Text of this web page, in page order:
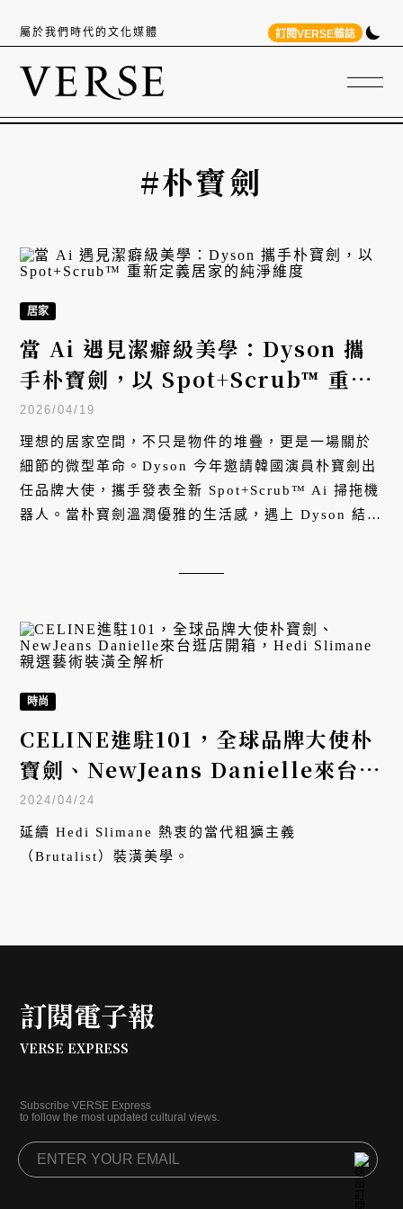
屬於我們時代的文化媒體 訂閱VERSE雜誌
#朴寶劍
居家
當 Ai 遇見潔癖級美學：Dyson 攜
手朴寶劍，以 Spot+Scrub™ 重新
定義居家的純淨維度
2026/04/19
理想的居家空間，不只是物件的堆疊，更是一場關於
細節的微型革命。Dyson 今年邀請韓國演員朴寶劍出
任品牌大使，攜手發表全新 Spot+Scrub™ Ai 掃拖機
器人。當朴寶劍溫潤優雅的生活感，遇上 Dyson 結合
時尚
CELINE進駐101，全球品牌大使朴
寶劍、NewJeans Danielle來台逛
店開箱，Hedi Slimane親選藝術
裝潢全解析
2024/04/24
延續 Hedi Slimane 熱衷的當代粗獷主義
（Brutalist）裝潢美學。
訂閱電子報
VERSE EXPRESS
Subscribe VERSE Express
to follow the most updated cultural views.